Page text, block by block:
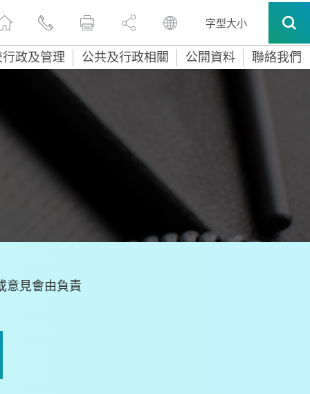
字型大小
政及管理 公共及行政相關 公開資料 聯絡我們
意見會由負責